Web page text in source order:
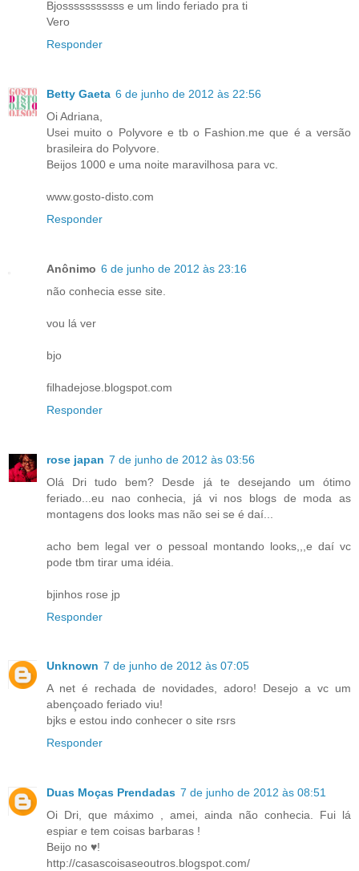
Bjosssssssssss e um lindo feriado pra ti
Vero
Responder
Betty Gaeta 6 de junho de 2012 às 22:56
Oi Adriana,
Usei muito o Polyvore e tb o Fashion.me que é a versão
brasileira do Polyvore.
Beijos 1000 e uma noite maravilhosa para vc.
www.gosto-disto.com
Responder
Anônimo 6 de junho de 2012 às 23:16
não conhecia esse site.
vou lá ver
bjo
filhadejose.blogspot.com
Responder
rose japan 7 de junho de 2012 às 03:56
Olá Dri tudo bem? Desde já te desejando um ótimo
feriado...eu nao conhecia, já vi nos blogs de moda as
montagens dos looks mas não sei se é daí...
acho bem legal ver o pessoal montando looks,,,e daí vc
pode tbm tirar uma idéia.
bjinhos rose jp
Responder
Unknown 7 de junho de 2012 às 07:05
A net é rechada de novidades, adoro! Desejo a vc um
abençoado feriado viu!
bjks e estou indo conhecer o site rsrs
Responder
Duas Moças Prendadas 7 de junho de 2012 às 08:51
Oi Dri, que máximo , amei, ainda não conhecia. Fui lá
espiar e tem coisas barbaras !
Beijo no ♥!
http://casascoisaseoutros.blogspot.com/